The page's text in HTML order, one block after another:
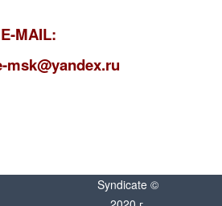
E-MAIL:
msk@yandex.ru
Syndicate ©